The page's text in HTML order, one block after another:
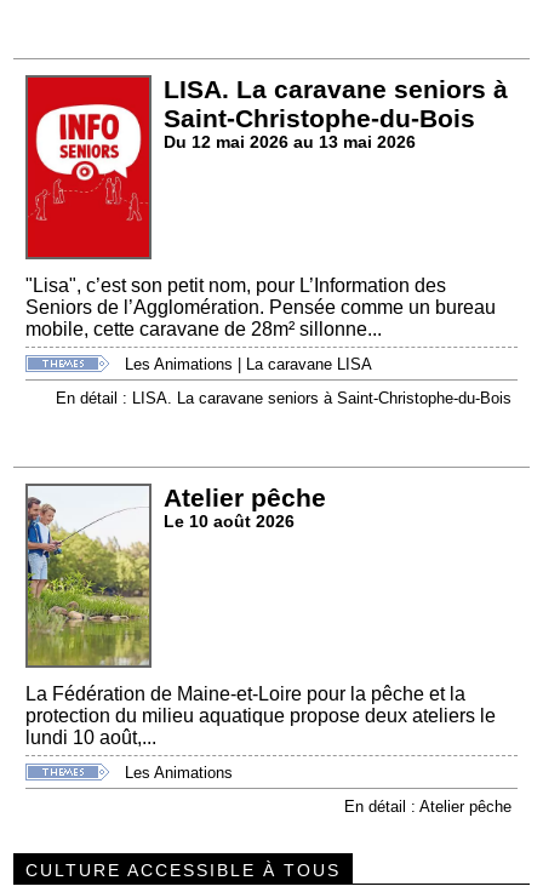
LISA. La caravane seniors à
Saint-Christophe-du-Bois
Du 12 mai 2026 au 13 mai 2026
"Lisa", c’est son petit nom, pour L’Information des
Seniors de l’Agglomération. Pensée comme un bureau
mobile, cette caravane de 28m² sillonne...
Les Animations
La caravane LISA
En détail : LISA. La caravane seniors à Saint-Christophe-du-Bois
Atelier pêche
Le 10 août 2026
La Fédération de Maine-et-Loire pour la pêche et la
protection du milieu aquatique propose deux ateliers le
lundi 10 août,...
Les Animations
En détail : Atelier pêche
CULTURE ACCESSIBLE À TOUS